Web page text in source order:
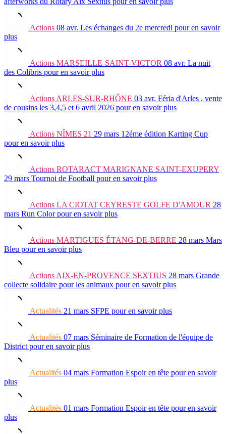
Actions 08 avr. Les échanges du 2e mercredi pour en savoir
plus
Actions MARSEILLE-SAINT-VICTOR 08 avr. La nuit
des Colibris pour en savoir plus
Actions ARLES-SUR-RHÔNE 03 avr. Féria d'Arles , vente
de cousins les 3,4,5 et 6 avril 2026 pour en savoir plus
Actions NÎMES 21 29 mars 12éme édition Karting Cup
pour en savoir plus
Actions ROTARACT MARIGNANE SAINT-EXUPERY
29 mars Tournoi de Football pour en savoir plus
Actions LA CIOTAT CEYRESTE GOLFE D'AMOUR 28
mars Run Color pour en savoir plus
Actions MARTIGUES ÉTANG-DE-BERRE 28 mars Mars
Bleu pour en savoir plus
Actions AIX-EN-PROVENCE SEXTIUS 28 mars Grande
collecte solidaire pour les animaux pour en savoir plus
Actualités 21 mars SFPE pour en savoir plus
Actualités 07 mars Séminaire de Formation de l'équipe de
District pour en savoir plus
Actualités 04 mars Formation Espoir en tête pour en savoir
plus
Actualités 01 mars Formation Espoir en tête pour en savoir
plus